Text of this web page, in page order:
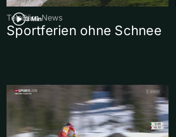
3 Min
TeleBärn News
Sportferien ohne Schnee